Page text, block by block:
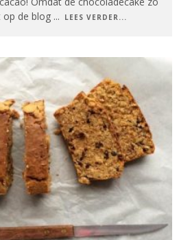
op de blog ... LEES VERDER...